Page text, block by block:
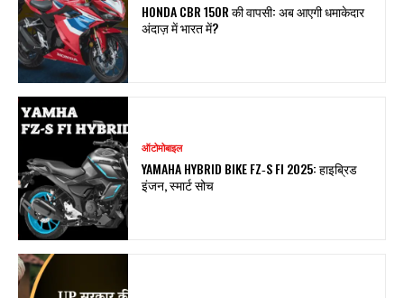
HONDA CBR 150R की वापसी: अब आएगी धमाकेदार
अंदाज़ में भारत में?
ऑटोमोबाइल
YAMAHA HYBRID BIKE FZ‑S FI 2025: हाइब्रिड
इंजन, स्मार्ट सोच